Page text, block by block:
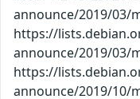
announce/2019/03/
https://
announce/2019/03/
https://
announce/2019/10/